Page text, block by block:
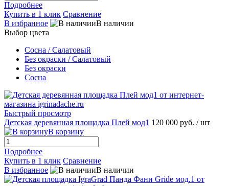
Подробнее
Купить в 1 клик Сравнение
В избранное
В наличии
Выбор цвета
Сосна / Салатовый
Без окраски / Салатовый
Без окраски
Сосна
Быстрый просмотр
Детская деревянная площадка Плей мод1 120 000 руб. / шт
В корзину
Подробнее
Купить в 1 клик Сравнение
В избранное
В наличии